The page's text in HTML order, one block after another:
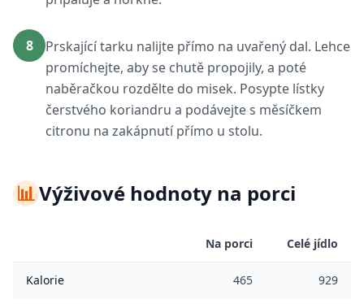
8
Prskající tarku nalijte přímo na uvařený dal. Lehce
promíchejte, aby se chutě propojily, a poté
naběračkou rozdělte do misek. Posypte lístky
čerstvého koriandru a podávejte s měsíčkem
citronu na zakápnutí přímo u stolu.
📊Výživové hodnoty na porci
Na porci Celé jídlo
Kalorie 465 929